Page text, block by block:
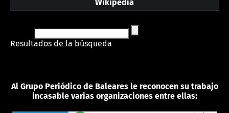
Wikipedia
Resultados de la búsqueda
Al Grupo Periódico de Baleares le reconocen su trabajo
incasable varias organizaciones entre ellas: